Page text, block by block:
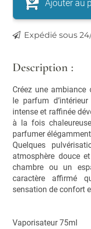
Foulards, écharpes,
chapeaux et bonnets
Lunettes
Lunettes de Lecture
Ajouter au
Expédié sous
Description :
Créez une ambiance
le parfum
intense et raffinée
à la fois
parfumer
Quelques
atmosphère douce
chambre ou un
caractère affirmé
sensation de confort
Vaporisateur 75ml